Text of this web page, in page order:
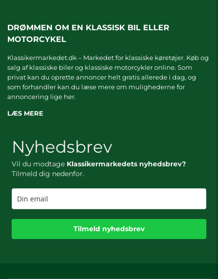
DRØMMEN OM EN KLASSISK BIL ELLER
MOTORCYKEL
Klassikermarkedet.dk – Markedet for klassiske køretøjer. Køb og
salg af klassiske biler og klassiske motorcykler online. Som
privat kan du oprette annoncer helt gratis allerede i dag, og
som forhandler kan du læse mere om mulighederne for
annoncering lige her.
LÆS MERE
Nyhedsbrev
Vil du modtage Klassikermarkedets nyhedsbrev?
Tilmeld dig nedenfor.
Tilmeld nyhedsbrev